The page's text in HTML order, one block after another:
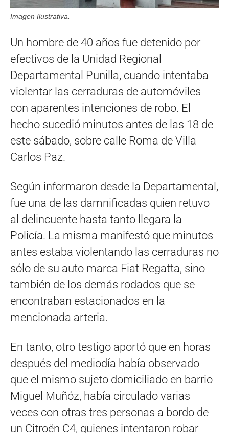
Imagen Ilustrativa.
Un hombre de 40 años fue detenido por
efectivos de la Unidad Regional
Departamental Punilla, cuando intentaba
violentar las cerraduras de automóviles
con aparentes intenciones de robo. El
hecho sucedió minutos antes de las 18 de
este sábado, sobre calle Roma de Villa
Carlos Paz.
Según informaron desde la Departamental,
fue una de las damnificadas quien retuvo
al delincuente hasta tanto llegara la
Policía. La misma manifestó que minutos
antes estaba violentando las cerraduras no
sólo de su auto marca Fiat Regatta, sino
también de los demás rodados que se
encontraban estacionados en la
mencionada arteria.
En tanto, otro testigo aportó que en horas
después del mediodía había observado
que el mismo sujeto domiciliado en barrio
Miguel Muñóz, había circulado varias
veces con otras tres personas a bordo de
un Citroën C4, quienes intentaron robar